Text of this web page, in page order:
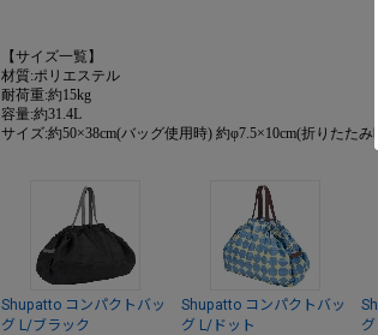
【サイズ一覧】
材質:ポリエステル
耐荷重:約15kg
容量:約31.4L
サイズ:約50×38cm(バッグ使用時) 約φ7.5×10cm(折りたたみ
Shupatto コンパクトバッ
グ L/ブラック
Shupatto コンパクトバッ
グ L/ドット